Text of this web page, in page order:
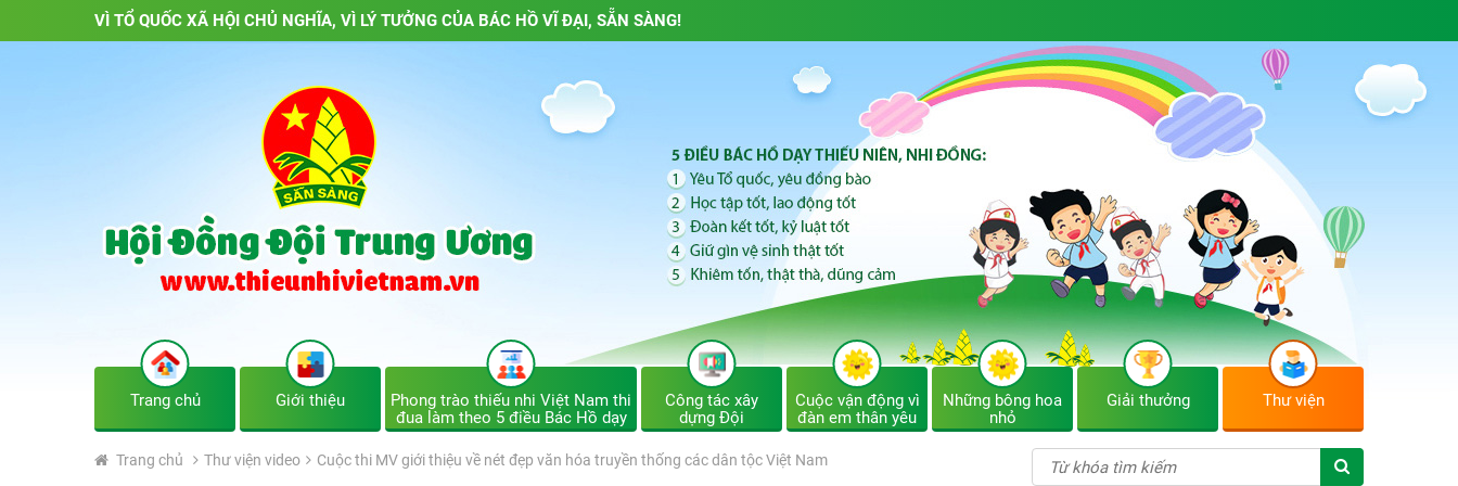
VÌ TỔ QUỐC XÃ HỘI CHỦ NGHĨA, VÌ LÝ TƯỞNG CỦA BÁC HỒ VĨ ĐẠI, SẴN SÀNG!
Trang chủ Giới thiệu
Phong trào thiếu nhi Việt Nam thi
đua làm theo 5 điều Bác Hồ dạy
Công tác xây
dựng Đội
Cuộc vận động vì
đàn em thân yêu
Những bông hoa
nhỏ
Giải thưởng Thư viện
Trang chủ Thư viện video Cuộc thi MV giới thiệu về nét đẹp văn hóa truyền thống các dân tộc Việt Nam